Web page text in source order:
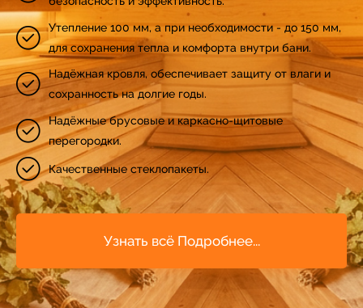
54
55
56
57
58
34
35
36
37
38
Утепление 100 мм, а при необходимости - до 150 мм,
для сохранения тепла и комфорта внутри бани.
Надёжная кровля, обеспечивает защиту от влаги и
сохранность на долгие годы.
Надёжные брусовые и каркасно-щитовые
перегородки.
Качественные стеклопакеты.
Узнать всё Подробнее...